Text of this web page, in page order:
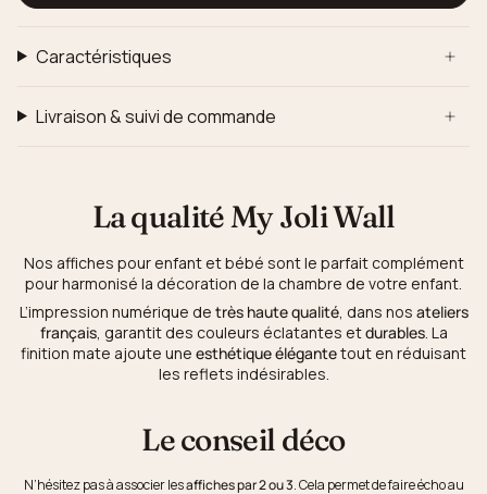
Caractéristiques
Livraison & suivi de commande
La qualité My Joli Wall
Nos affiches pour enfant et bébé sont le parfait complément
pour harmonisé la décoration de la chambre de votre enfant.
L’impression numérique de très haute qualité, dans nos ateliers
français, garantit des couleurs éclatantes etdurables. La
finition mate ajoute une esthétique élégantetout en réduisant
les reflets indésirables.
Le conseil déco
N’hésitez pas à associer lesaffiches par 2 ou 3. Cela permet de faire écho au